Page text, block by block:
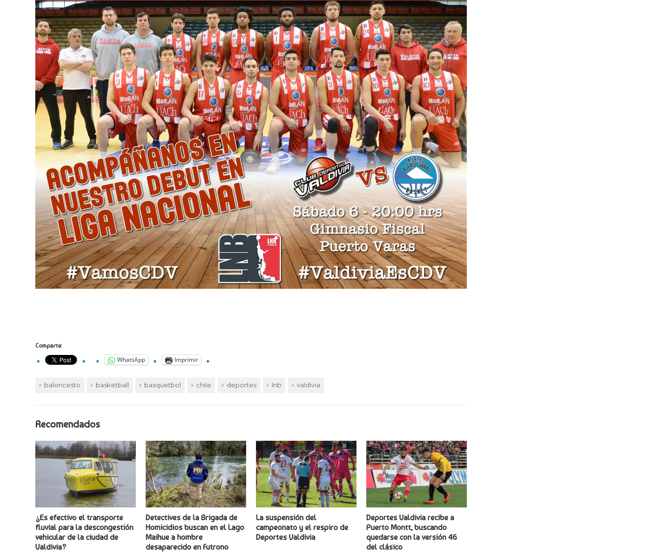
Comparte:
WhatsApp Imprimir
baloncesto basketball basquetbol chile deportes lnb valdivia
Recomendados
¿Es efectivo el transporte
fluvial para la descongestión
vehicular de la ciudad de
Valdivia?
Detectives de la Brigada de
Homicidios buscan en el Lago
Maihue a hombre
desaparecido en Futrono
La suspensión del
campeonato y el respiro de
Deportes Valdivia
Deportes Valdivia recibe a
Puerto Montt, buscando
quedarse con la versión 46
del clásico